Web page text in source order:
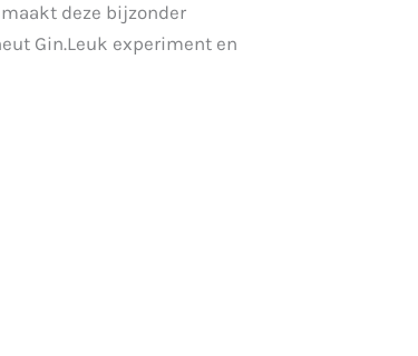
deze bijzonder
Gin.Leuk experiment en